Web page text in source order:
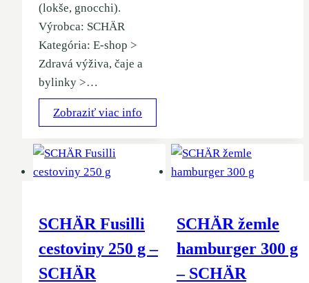
(lokše, gnocchi).
Výrobca: SCHÄR
Kategória: E-shop >
Zdravá výživa, čaje a
bylinky >…
Zobraziť viac info
SCHÄR Fusilli
cestoviny 250 g –
SCHÄR
SCHÄR žemle
hamburger 300 g
– SCHÄR